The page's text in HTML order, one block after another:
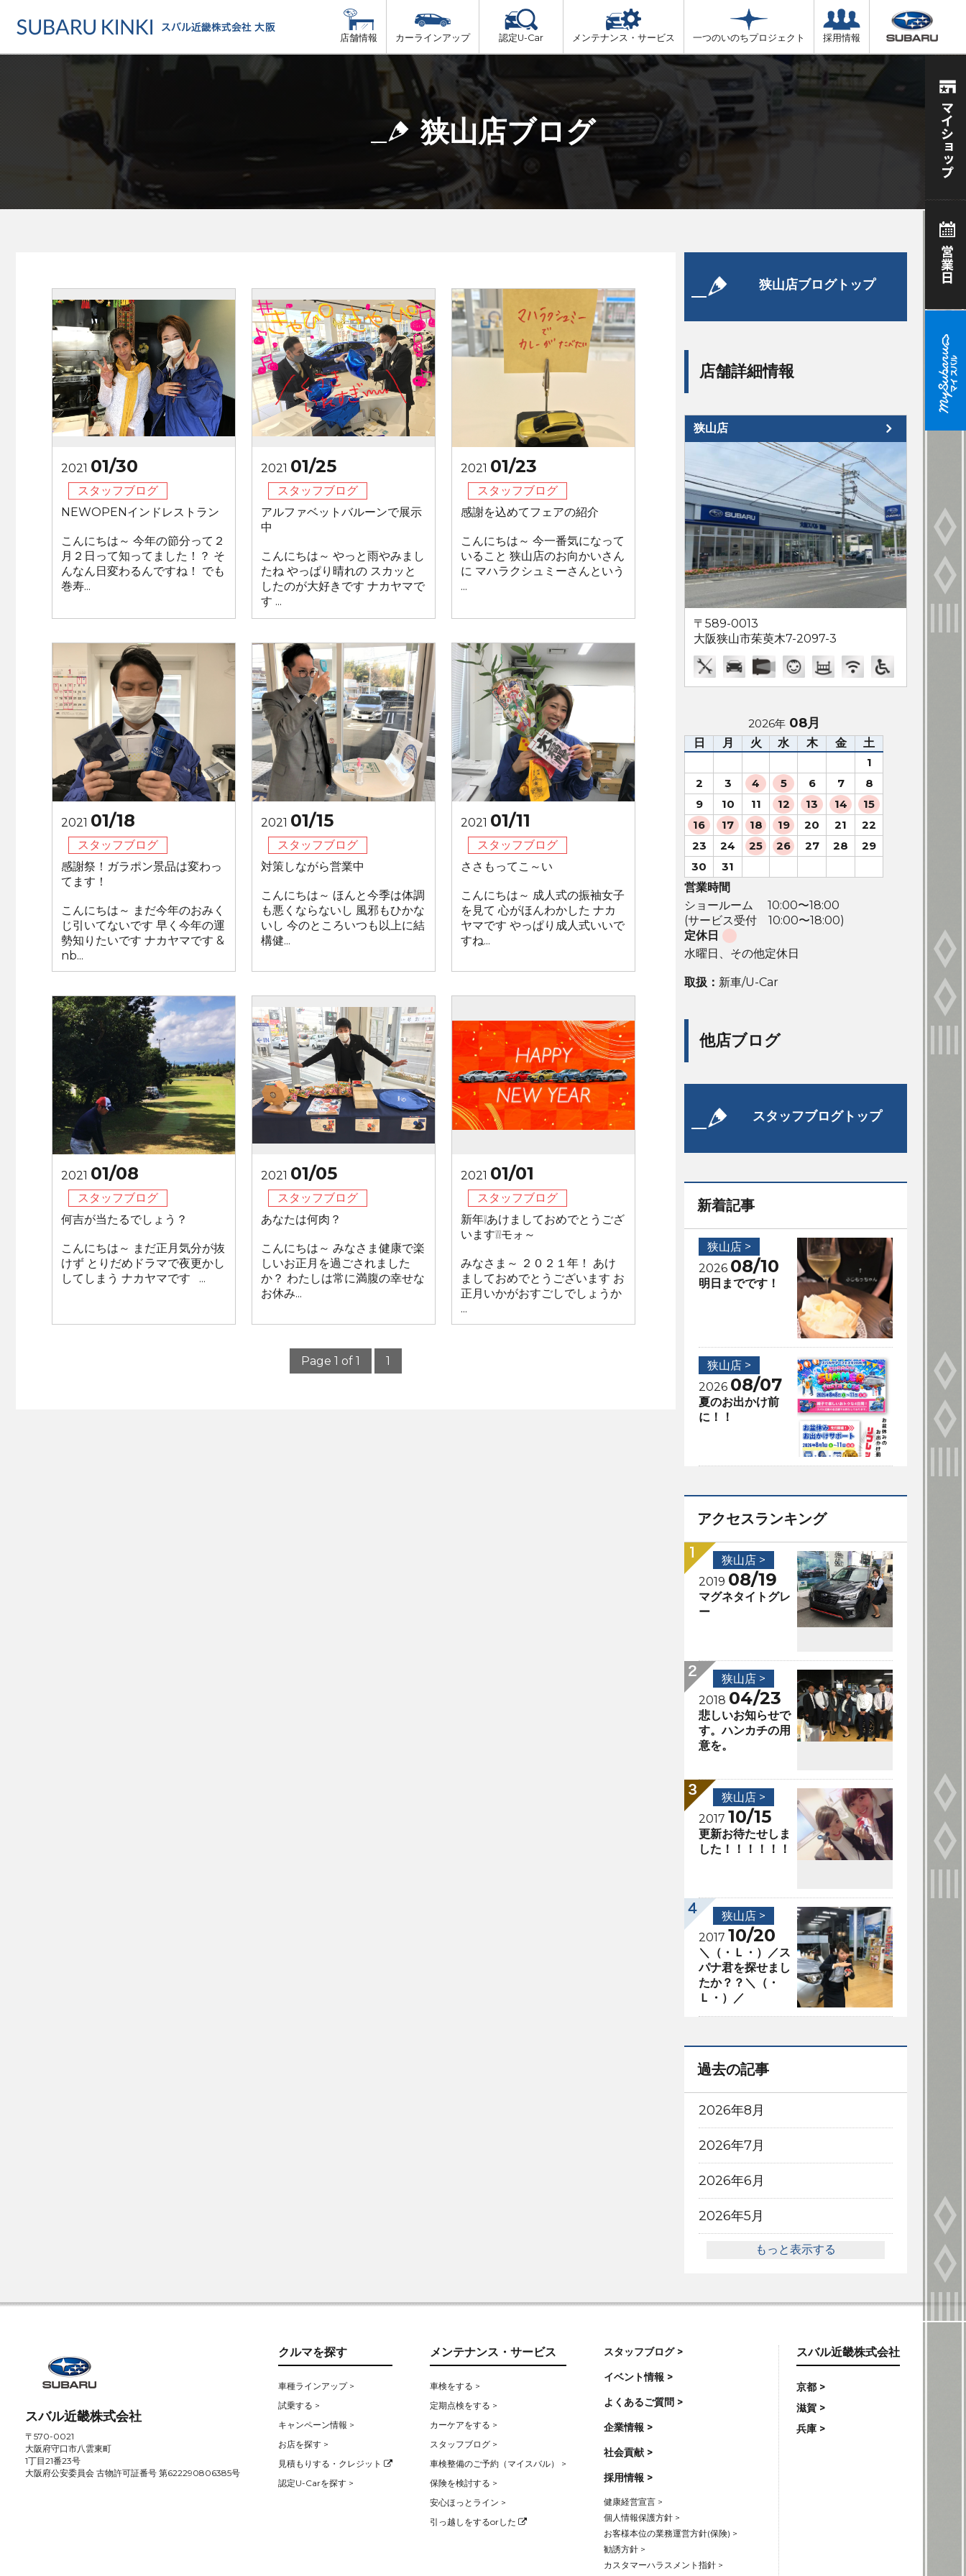
店舗情報
店舗情報 店舗一覧
地域でさがす
地図でさがす
試乗車でさがす
大阪府北部
大阪府市内
大阪府南部
カーラインアップ
カーラインアップ
カーラインアップ一覧
乗用車
軽自動車
認定U-Car メンテナンス・サービス
メンテナンス・サービス
メンテナンス・サービストップ
車検・定期点検をする
カーケアをする
車検（法定24か月点検）
法定 12ヶ月 点検
6ヶ月ごとの セーフティ チェック
車検 3ヶ月前 無料診断
一つのいのちプロジェクト 採用情報
狭山店ブログ
2021 01/30
スタッフブログ
NEWOPENインドレストラン
こんにちは～ 今年の節分って２
月２日って知ってました！？ そ
んなん日変わるんですね！ でも
巻寿...
2021 01/25
スタッフブログ
アルファベットバルーンで展示
中
こんにちは～ やっと雨やみまし
たね やっぱり晴れの スカッと
したのが大好きです ナカヤマで
す ...
2021 01/23
スタッフブログ
感謝を込めてフェアの紹介
こんにちは～ 今一番気になって
いること 狭山店のお向かいさん
に マハラクシュミーさんという
...
2021 01/18
スタッフブログ
感謝祭！ガラポン景品は変わっ
てます！
こんにちは～ まだ今年のおみく
じ引いてないです 早く今年の運
勢知りたいです ナカヤマです &
nb...
2021 01/15
スタッフブログ
対策しながら営業中
こんにちは～ ほんと今季は体調
も悪くならないし 風邪もひかな
いし 今のところいつも以上に結
構健...
2021 01/11
スタッフブログ
ささもってこ～い
こんにちは～ 成人式の振袖女子
を見て 心がほんわかした ナカ
ヤマです やっぱり成人式いいで
すね...
2021 01/08
スタッフブログ
何吉が当たるでしょう？
こんにちは～ まだ正月気分が抜
けず とりだめドラマで夜更かし
してしまう ナカヤマです ...
2021 01/05
スタッフブログ
あなたは何肉？
こんにちは～ みなさま健康で楽
しいお正月を過ごされました
か？ わたしは常に満腹の幸せな
お休み...
2021 01/01
スタッフブログ
新年❕あけましておめでとうござ
います❕❕モォ～
みなさま～ ２０２１年！ あけ
ましておめでとうございます お
正月いかがおすごしでしょうか
...
Page 1 of 1 1
狭山店ブログトップ
店舗詳細情報
狭山店
〒589-0013
大阪狭山市茱萸木7-2097-3
2026年 08月
日 月 火 水 木 金 土
1
2
3 4 5 6 7
8
9
10 11 12 13 14
15
16
17 18 19 20 21
22
23
24 25 26 27 28
29
30
31
営業時間
ショールーム 10:00〜18:00
(サービス受付 10:00〜18:00)
定休日
水曜日、その他定休日
取扱： 新車/U-Car
他店ブログ
スタッフブログトップ
新着記事
狭山店 >
2026 08/10
明日までです！
狭山店 >
2026 08/07
夏のお出かけ前
に！！
アクセスランキング
狭山店 >
2019 08/19
マグネタイトグレ
ー
狭山店 >
2018 04/23
悲しいお知らせで
す。ハンカチの用
意を。
狭山店 >
2017 10/15
更新お待たせしま
した！！！！！！
狭山店 >
2017 10/20
＼（・Ｌ・）／ス
パナ君を探せまし
たか？？＼（・
Ｌ・）／
過去の記事
2026年8月
2026年7月
2026年6月
2026年5月
もっと表示する
スバル近畿株式会社
〒570-0021
大阪府守口市八雲東町
1丁目21番23号
大阪府公安委員会 古物許可証番号 第622290806385号
クルマを探す
車種ラインアップ >
試乗する >
キャンペーン情報 >
お店を探す >
見積もりする・クレジット
認定U-Carを探す >
メンテナンス・サービス
車検をする >
定期点検をする >
カーケアをする >
スタッフブログ >
車検整備のご予約（マイスバル） >
保険を検討する >
安心ほっとライン >
引っ越しをするorした
スタッフブログ >
イベント情報 >
よくあるご質問 >
企業情報 >
社会貢献 >
採用情報 >
健康経営宣言 >
個人情報保護方針 >
お客様本位の業務運営方針(保険) >
勧誘方針 >
カスタマーハラスメント指針 >
スバル近畿株式会社
京都 >
滋賀 >
兵庫 >